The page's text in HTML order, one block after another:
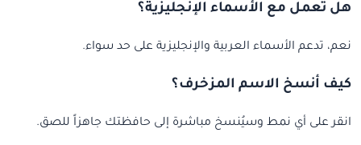
هل تعمل مع الأسماء الإنجليزية؟
نعم، تدعم الأسماء العربية والإنجليزية على حد سواء.
كيف أنسخ الاسم المزخرف؟
انقر على أي نمط وسيُنسخ مباشرة إلى حافظتك جاهزاً للصق.